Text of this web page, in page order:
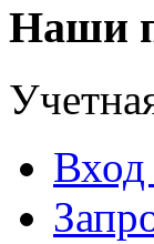
Наши
Вход